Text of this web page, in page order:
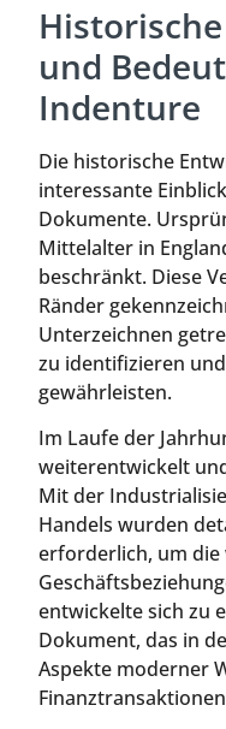
und
Indenture
Die historische
interessante
Dokumente.
Mittelalter in
beschränkt. Diese
Ränder
Unterzeichnen
zu identifizieren
gewährleisten.
Im Laufe der
weiterentwickelt
Mit der
Handels wurden
erforderlich, um die
entwickelte sich zu
Dokument, das in
Aspekte moderner